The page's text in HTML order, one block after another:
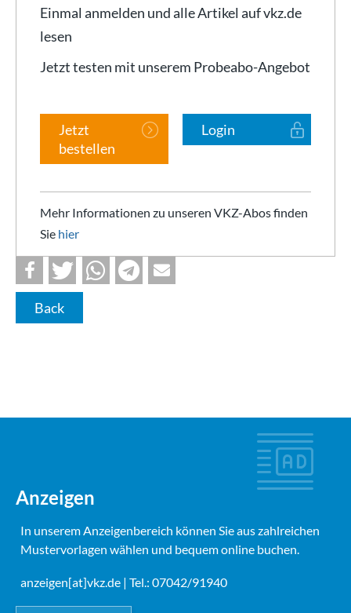
Einmal anmelden und alle Artikel auf vkz.de
lesen
Jetzt testen mit unserem Probeabo-Angebot
Jetzt
bestellen
Login
Mehr Informationen zu unseren VKZ-Abos finden
Sie hier
Back
Anzeigen
In unserem Anzeigenbereich können Sie aus zahlreichen
Mustervorlagen wählen und bequem online buchen.
anzeigen[at]vkz.de | Tel.: 07042/91940